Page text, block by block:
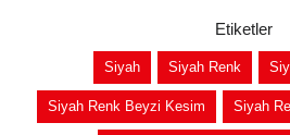
Etiketler
Siyah Siyah Renk
Siyah Renk Beyzi Kesim Siyah